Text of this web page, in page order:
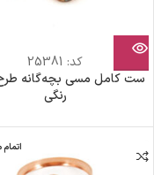
کد: 25381
ست کامل مسی بچه‌گانه
رنگی